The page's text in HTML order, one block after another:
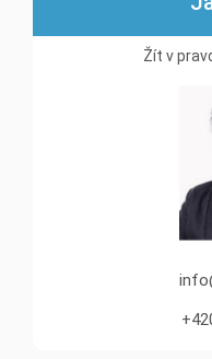
Žít v